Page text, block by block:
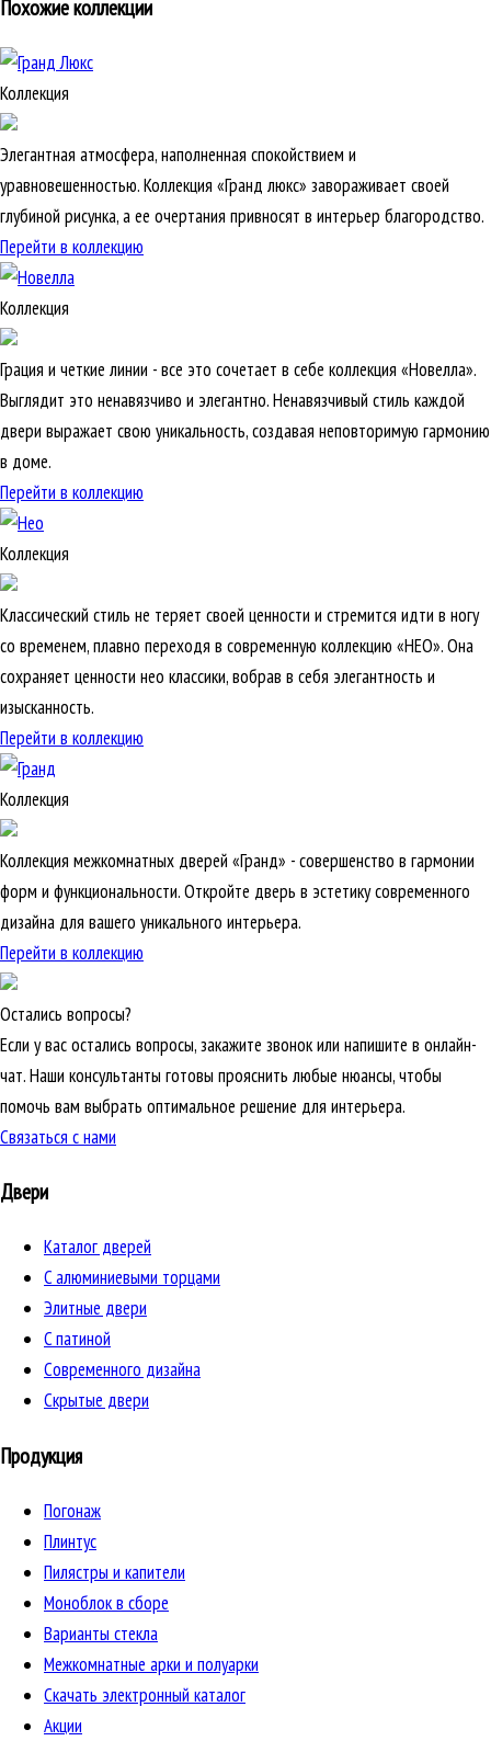
Похожие коллекции
Коллекция
Элегантная атмосфера, наполненная спокойствием и
уравновешенностью. Коллекция «Гранд люкс» завораживает своей
глубиной рисунка, а ее очертания привносят в интерьер благородство.
Перейти в коллекцию
Коллекция
Грация и четкие линии - все это сочетает в себе коллекция «Новелла».
Выглядит это ненавязчиво и элегантно. Ненавязчивый стиль каждой
двери выражает свою уникальность, создавая неповторимую гармонию
в доме.
Перейти в коллекцию
Коллекция
Классический стиль не теряет своей ценности и стремится идти в ногу
со временем, плавно переходя в современную коллекцию «НЕО». Она
сохраняет ценности нео классики, вобрав в себя элегантность и
изысканность.
Перейти в коллекцию
Коллекция
Коллекция межкомнатных дверей «Гранд» - совершенство в гармонии
форм и функциональности. Откройте дверь в эстетику современного
дизайна для вашего уникального интерьера.
Перейти в коллекцию
Остались вопросы?
Если у вас остались вопросы, закажите звонок или напишите в онлайн-
чат. Наши консультанты готовы прояснить любые нюансы, чтобы
помочь вам выбрать оптимальное решение для интерьера.
Связаться с нами
Двери
Каталог дверей
C алюминиевыми торцами
Элитные двери
C патиной
Cовременного дизайна
Скрытые двери
Продукция
Погонаж
Плинтус
Пилястры и капители
Моноблок в сборе
Варианты стекла
Межкомнатные арки и полуарки
Скачать электронный каталог
Акции